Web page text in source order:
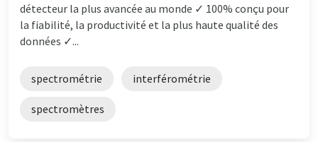
détecteur la plus avancée au monde ✓ 100% conçu pour
la fiabilité, la productivité et la plus haute qualité des
données ✓...
spectrométrie interférométrie
spectromètres